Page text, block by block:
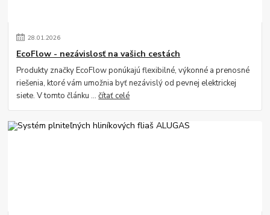
28.01.2026
EcoFlow - nezávislosť na vašich cestách
Produkty značky EcoFlow ponúkajú flexibilné, výkonné a prenosné
riešenia, ktoré vám umožnia byť nezávislý od pevnej elektrickej
siete. V tomto článku ...čítať celé